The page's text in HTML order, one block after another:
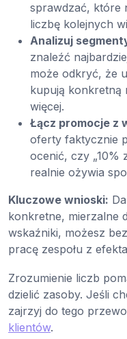
sprawdzać, które
liczbę kolejnych
Analizuj
znaleźć
może odkryć, że
kupują konkretną
więcej.
Łącz promocje z
oferty faktycznie
ocenić, czy „10%
realnie ożywia
Kluczowe wnioski:
konkretne, mierzalne
wskaźniki, możesz
pracę zespołu z
Zrozumienie liczb
dzielić zasoby. Jeśli
zajrzyj do tego
klientów.